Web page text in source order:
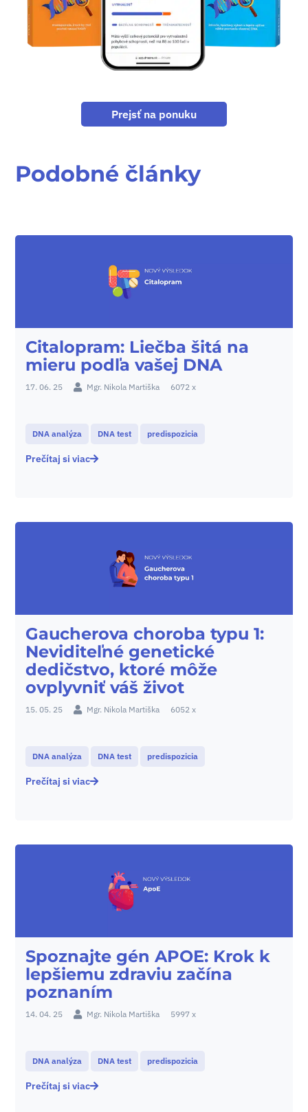
Prejsť na ponuku
Podobné články
Citalopram: Liečba šitá na
mieru podľa vašej DNA
17. 06. 25 Mgr. Nikola Martiška 6072 x
DNA analýza DNA test predispozicia
Prečítaj si viac
Gaucherova choroba typu 1:
Neviditeľné genetické
dedičstvo, ktoré môže
ovplyvniť váš život
15. 05. 25 Mgr. Nikola Martiška 6052 x
DNA analýza DNA test predispozicia
Prečítaj si viac
Spoznajte gén APOE: Krok k
lepšiemu zdraviu začína
poznaním
14. 04. 25 Mgr. Nikola Martiška 5997 x
DNA analýza DNA test predispozicia
Prečítaj si viac